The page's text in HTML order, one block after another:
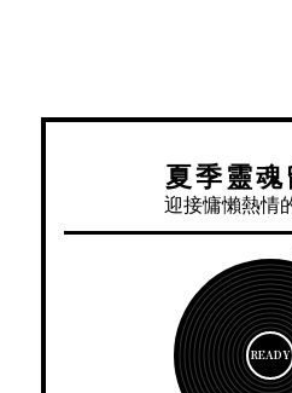
夏季靈魂
迎接慵懶熱情
READY